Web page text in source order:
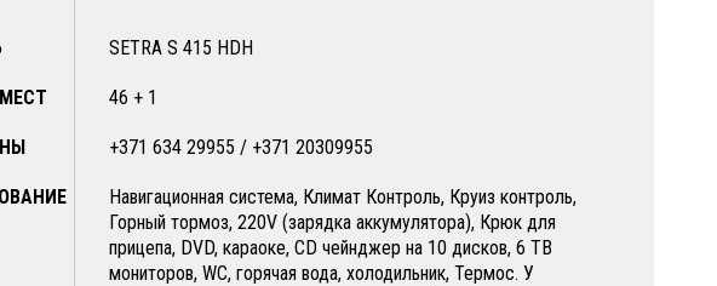
SETRA S 415 HDH
46 + 1
+371 634 29955 / +371 20309955
Навигационная система, Климат Контроль, Круиз контроль,
Горный тормоз, 220V (зарядка аккумулятора), Крюк для
прицепа, DVD, караоке, CD чейнджер на 10 дисков, 6 ТВ
мониторов, WC, горячая вода, холодильник, Термос. У